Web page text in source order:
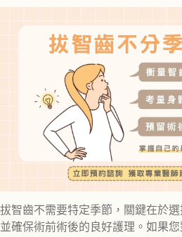
拔智齒不需要特定季節，關鍵在於
並確保術前術後的良好護理。如果